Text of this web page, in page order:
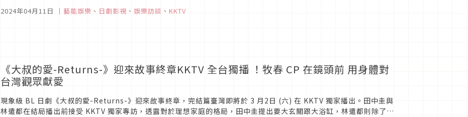
2024年04月11日 ｜ 藝能娛樂 、 日劇影視 、 娛樂訪談 、 KKTV
《大叔的愛-Returns-》迎來故事終章KKTV 全台獨播 ！牧春 CP 在鏡頭前 用身體對
台灣觀眾獻愛
現象級 BL 日劇《大叔的愛-Returns-》迎來故事終章，完結篇臺灣即將於 3 月2日 (六) 在 KKTV 獨家播出。田中圭與
林遣都在結局播出前接受 KKTV 獨家專訪，透露對於理想家庭的格局，田中圭提出要大玄關跟大浴缸，林遣都則除了大